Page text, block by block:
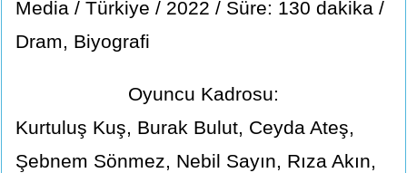
Media / Türkiye / 2022 / Süre: 130 dakika /
Dram, Biyografi
Oyuncu Kadrosu:
Kurtuluş Kuş, Burak Bulut, Ceyda Ateş,
Şebnem Sönmez, Nebil Sayın, Rıza Akın,